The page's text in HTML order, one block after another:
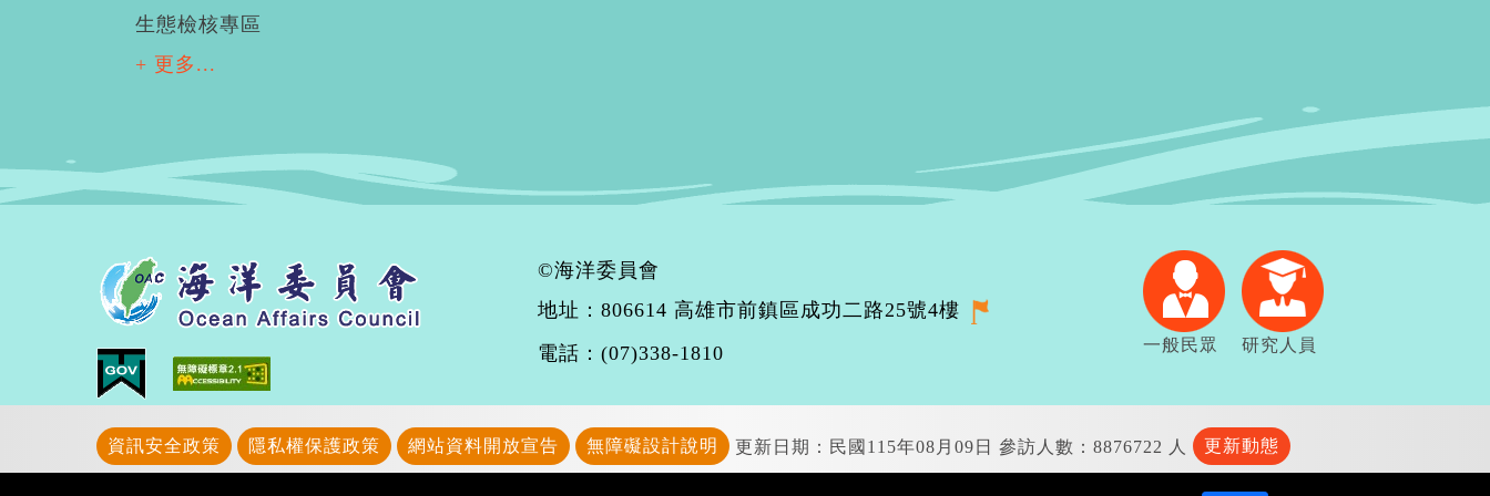
生態檢核專區
+ 更多...
©海洋委員會
地址：806614 高雄市前鎮區成功二路25號4樓
電話：(07)338-1810
一般民眾 研究人員
資訊安全政策 隱私權保護政策 網站資料開放宣告 無障礙設計說明 更新日期：民國115年08月09日 參訪人數：8876722 人 更新動態